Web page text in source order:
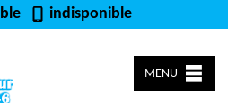
indisponible
MENU